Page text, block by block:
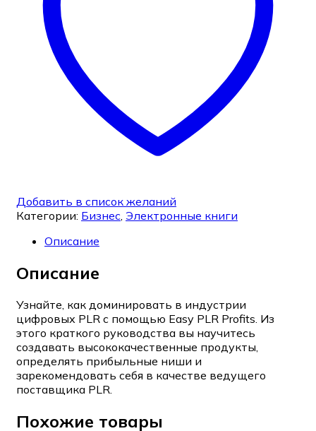
Добавить в список желаний
Категории: Бизнес, Электронные книги
Описание
Описание
Узнайте, как доминировать в индустрии
цифровых PLR с помощью Easy PLR Profits. Из
этого краткого руководства вы научитесь
создавать высококачественные продукты,
определять прибыльные ниши и
зарекомендовать себя в качестве ведущего
поставщика PLR.
Похожие товары